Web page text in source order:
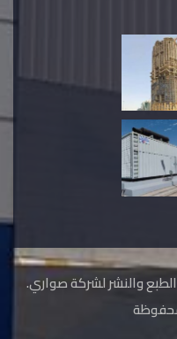
© 2025 حقوق الطبع والنشر لشركة صواري.